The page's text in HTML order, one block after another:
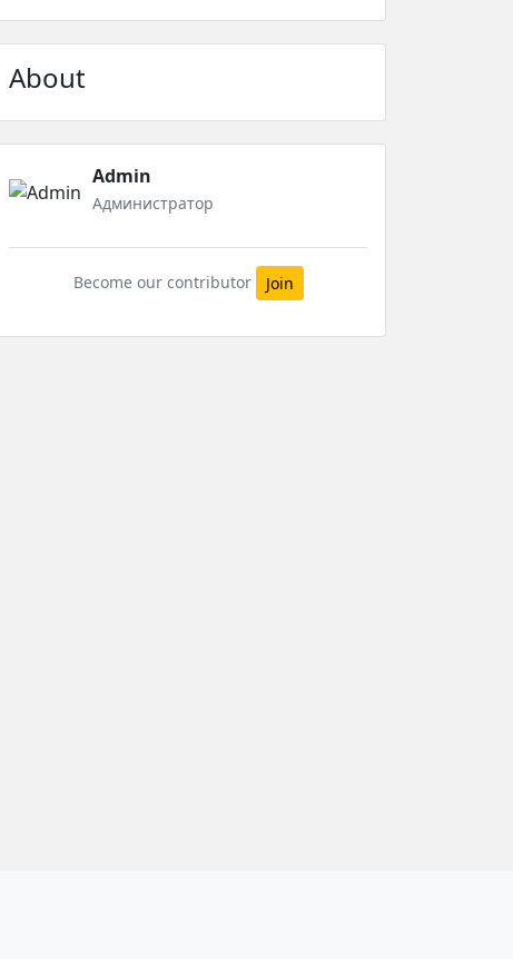
About
Admin
Администратор
Become our contributor Join